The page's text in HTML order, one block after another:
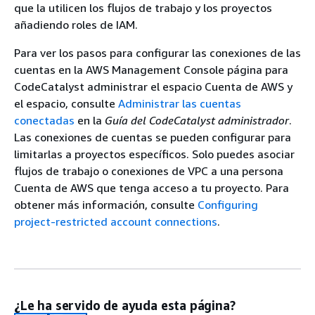
que la utilicen los flujos de trabajo y los proyectos
añadiendo roles de IAM.
Para ver los pasos para configurar las conexiones de las
cuentas en la AWS Management Console página para
CodeCatalyst administrar el espacio Cuenta de AWS y
el espacio, consulte Administrar las cuentas
conectadas en la Guía del CodeCatalyst administrador.
Las conexiones de cuentas se pueden configurar para
limitarlas a proyectos específicos. Solo puedes asociar
flujos de trabajo o conexiones de VPC a una persona
Cuenta de AWS que tenga acceso a tu proyecto. Para
obtener más información, consulte Configuring
project-restricted account connections.
¿Le ha servido de ayuda esta página?